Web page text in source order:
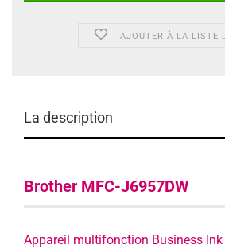
AJOUTER À LA LISTE
La description
Brother MFC-J6957DW
Appareil multifonction Business